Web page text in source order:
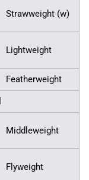
Strawweight (w)
Lightweight
Featherweight
Middleweight
Flyweight